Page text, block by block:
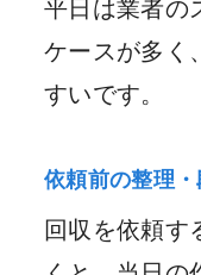
平日は業者の
ケースが多く
すいです。
依頼前の整理・
回収を依頼す